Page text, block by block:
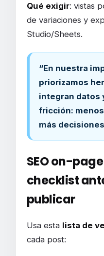
Qué exigir: vistas
de variaciones y
Studio/Sheets.
“En nuestra
priorizamos
integran datos
fricción:
más
SEO on-
checklist
publicar
Usa esta lista de
cada post: